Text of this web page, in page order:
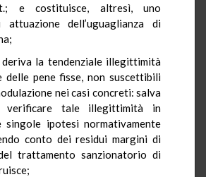
e costituisce, altresì, uno
dell’uguaglianza di
deriva la tendenziale illegittimità
delle pene fisse, non suscettibili
nei casi concreti: salva
verificare tale illegittimità in
singole ipotesi normativamente
conto dei residui margini di
trattamento sanzionatorio di